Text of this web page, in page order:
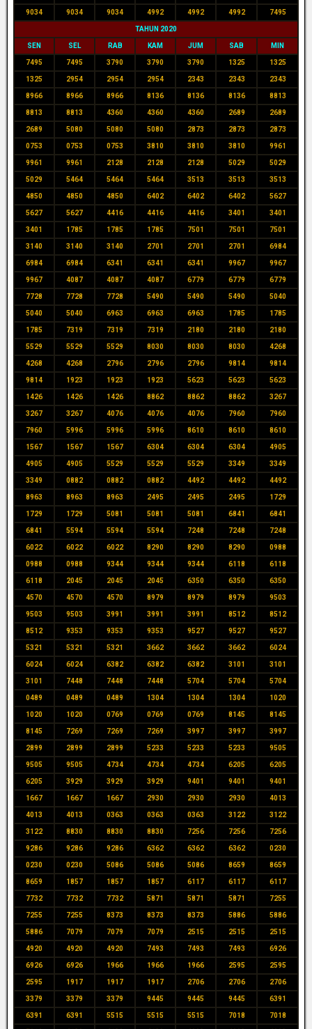
9034 9034 9034 4992 4992 4992 7495
TAHUN 2020
SEN SEL RAB KAM JUM SAB MIN
7495 7495 3790 3790 3790 1325 1325
1325 2954 2954 2954 2343 2343 2343
8966 8966 8966 8136 8136 8136 8813
8813 8813 4360 4360 4360 2689 2689
2689 5080 5080 5080 2873 2873 2873
0753 0753 0753 3810 3810 3810 9961
9961 9961 2128 2128 2128 5029 5029
5029 5464 5464 5464 3513 3513 3513
4850 4850 4850 6402 6402 6402 5627
5627 5627 4416 4416 4416 3401 3401
3401 1785 1785 1785 7501 7501 7501
3140 3140 3140 2701 2701 2701 6984
6984 6984 6341 6341 6341 9967 9967
9967 4087 4087 4087 6779 6779 6779
7728 7728 7728 5490 5490 5490 5040
5040 5040 6963 6963 6963 1785 1785
1785 7319 7319 7319 2180 2180 2180
5529 5529 5529 8030 8030 8030 4268
4268 4268 2796 2796 2796 9814 9814
9814 1923 1923 1923 5623 5623 5623
1426 1426 1426 8862 8862 8862 3267
3267 3267 4076 4076 4076 7960 7960
7960 5996 5996 5996 8610 8610 8610
1567 1567 1567 6304 6304 6304 4905
4905 4905 5529 5529 5529 3349 3349
3349 0882 0882 0882 4492 4492 4492
8963 8963 8963 2495 2495 2495 1729
1729 1729 5081 5081 5081 6841 6841
6841 5594 5594 5594 7248 7248 7248
6022 6022 6022 8290 8290 8290 0988
0988 0988 9344 9344 9344 6118 6118
6118 2045 2045 2045 6350 6350 6350
4570 4570 4570 8979 8979 8979 9503
9503 9503 3991 3991 3991 8512 8512
8512 9353 9353 9353 9527 9527 9527
5321 5321 5321 3662 3662 3662 6024
6024 6024 6382 6382 6382 3101 3101
3101 7448 7448 7448 5704 5704 5704
0489 0489 0489 1304 1304 1304 1020
1020 1020 0769 0769 0769 8145 8145
8145 7269 7269 7269 3997 3997 3997
2899 2899 2899 5233 5233 5233 9505
9505 9505 4734 4734 4734 6205 6205
6205 3929 3929 3929 9401 9401 9401
1667 1667 1667 2930 2930 2930 4013
4013 4013 0363 0363 0363 3122 3122
3122 8830 8830 8830 7256 7256 7256
9286 9286 9286 6362 6362 6362 0230
0230 0230 5086 5086 5086 8659 8659
8659 1857 1857 1857 6117 6117 6117
7732 7732 7732 5871 5871 5871 7255
7255 7255 8373 8373 8373 5886 5886
5886 7079 7079 7079 2515 2515 2515
4920 4920 4920 7493 7493 7493 6926
6926 6926 1966 1966 1966 2595 2595
2595 1917 1917 1917 2706 2706 2706
3379 3379 3379 9445 9445 9445 6391
6391 6391 5515 5515 5515 7018 7018